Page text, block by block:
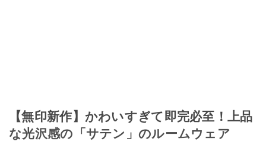
【無印新作】かわいすぎて即完必至！上品
な光沢感の「サテン」のルームウェア